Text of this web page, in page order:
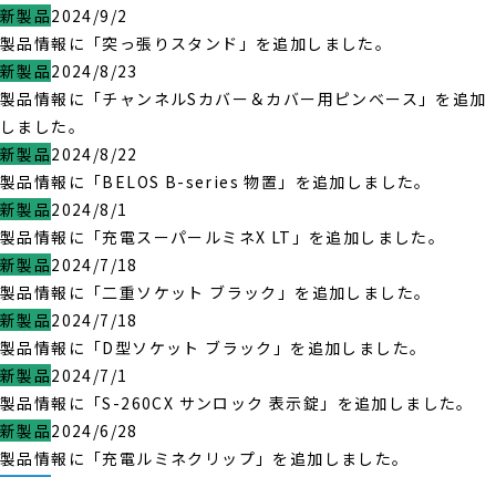
新製品2024/9/2
製品情報に「突っ張りスタンド」を追加しました。
新製品2024/8/23
製品情報に「チャンネルSカバー＆カバー用ピンベース」を追加
しました。
新製品2024/8/22
製品情報に「BELOS B-series 物置」を追加しました。
新製品2024/8/1
製品情報に「充電スーパールミネX LT」を追加しました。
新製品2024/7/18
製品情報に「二重ソケット ブラック」を追加しました。
新製品2024/7/18
製品情報に「D型ソケット ブラック」を追加しました。
新製品2024/7/1
製品情報に「S-260CX サンロック 表示錠」を追加しました。
新製品2024/6/28
製品情報に「充電ルミネクリップ」を追加しました。